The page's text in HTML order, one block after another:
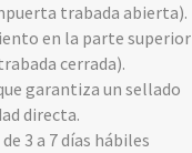
trabada abierta).
en la parte superior
cerrada).
garantiza un sellado
directa.
3 a 7 días hábiles